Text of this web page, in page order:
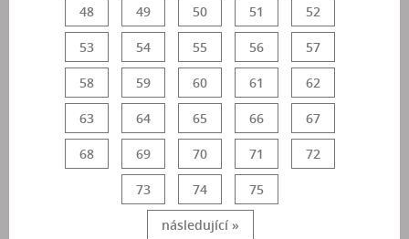
48 49 50 51 52
53 54 55 56 57
58 59 60 61 62
63 64 65 66 67
68 69 70 71 72
73 74 75
následující »